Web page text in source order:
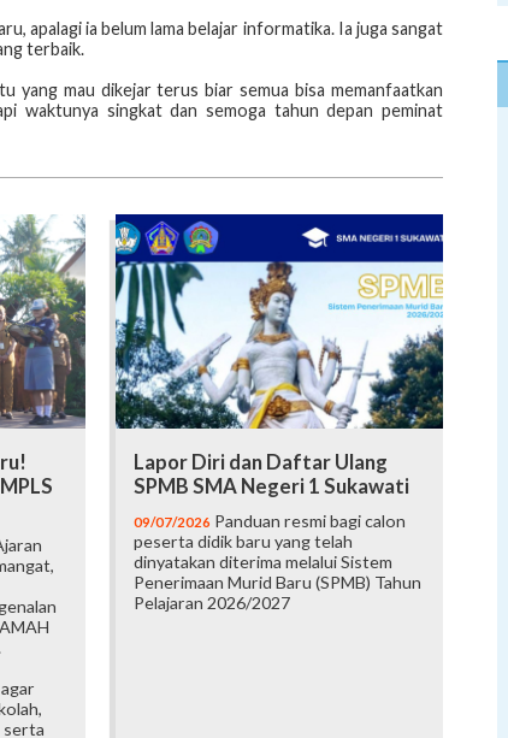
apalagi ia belum lama belajar informatika. Ia juga sangat
terbaik.
yang mau dikejar terus biar semua bisa memanfaatkan
waktunya singkat dan semoga tahun depan peminat
serta
Lapor Diri dan Daftar Ulang
SPMB SMA Negeri 1 Sukawati
09/07/2026 Panduan resmi bagi calon
peserta didik baru yang telah
dinyatakan diterima melalui Sistem
Penerimaan Murid Baru (SPMB) Tahun
Pelajaran 2026/2027